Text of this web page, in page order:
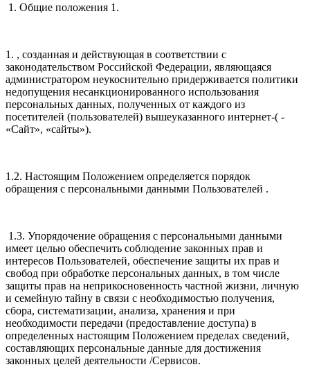
1. Общие положения 1.
1. , созданная и действующая в соответствии с
законодательством Российской Федерации, являющаяся
администратором неукоснительно придерживается политики
недопущения несанкционированного использования
персональных данных, полученных от каждого из
посетителей (пользователей) вышеуказанного интернет-( -
«Сайт», «сайты»).
1.2. Настоящим Положением определяется порядок
обращения с персональными данными Пользователей .
1.3. Упорядочение обращения с персональными данными
имеет целью обеспечить соблюдение законных прав и
интересов Пользователей, обеспечение защиты их прав и
свобод при обработке персональных данных, в том числе
защиты прав на неприкосновенность частной жизни, личную
и семейную тайну в связи с необходимостью получения,
сбора, систематизации, анализа, хранения и при
необходимости передачи (предоставление доступа) в
определенных настоящим Положением пределах сведений,
составляющих персональные данные для достижения
законных целей деятельности /Сервисов.